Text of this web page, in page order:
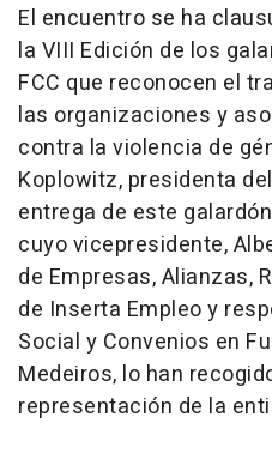
El encuentro se ha
la VIII Edición de los
FCC que reconocen el
las organizaciones y
contra la violencia de
Koplowitz, presidenta
entrega de este
cuyo vicepresidente,
de Empresas, Alianzas,
de Inserta Empleo y
Social y Convenios en
Medeiros, lo han
representación de la